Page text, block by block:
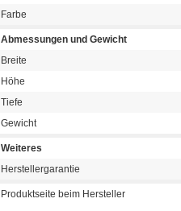
Farbe
Abmessungen und Gewicht
Breite
Höhe
Tiefe
Gewicht
Weiteres
Herstellergarantie
Produktseite beim Hersteller